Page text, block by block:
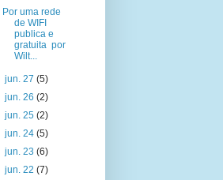
Por uma rede
de WIFI
publica e
gratuita por
Wilt...
jun. 27 (5)
jun. 26 (2)
jun. 25 (2)
jun. 24 (5)
jun. 23 (6)
jun. 22 (7)